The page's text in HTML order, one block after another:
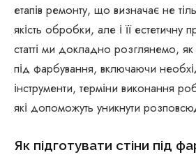
етапів ремонту, що визначає не
якість обробки, але і її естетичну
статті ми докладно розглянемо, як
під фарбування, включаючи
інструменти, терміни виконання
які допоможуть уникнути
Як підготувати стіни під